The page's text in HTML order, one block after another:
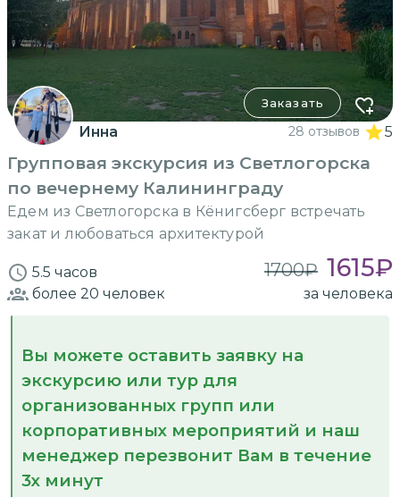
Заказать
Инна 28 отзывов 5
Групповая экскурсия из Светлогорска
по вечернему Калининграду
Едем из Светлогорска в Кёнигсберг встречать
закат и любоваться архитектурой
5.5 часов 1700₽ 1615₽
более 20 человек за человека
Вы можете оставить заявку на
экскурсию или тур для
организованных групп или
корпоративных мероприятий и наш
менеджер перезвонит Вам в течение
3х минут